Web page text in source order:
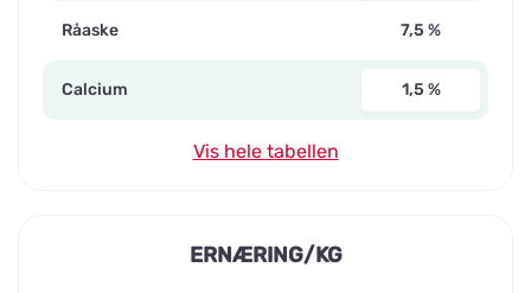
Råaske 7,5 %
Calcium 1,5 %
Vis hele tabellen
ERNÆRING/KG